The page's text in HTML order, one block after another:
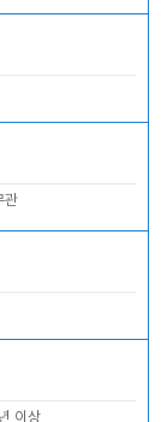
관
이상